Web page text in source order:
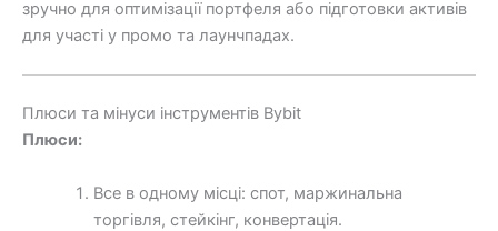
зручно для оптимізації портфеля або підготовки активів
для участі у промо та лаунчпадах.
Плюси та мінуси інструментів Bybit
Плюси:
Все в одному місці: спот, маржинальна
торгівля, стейкінг, конвертація.